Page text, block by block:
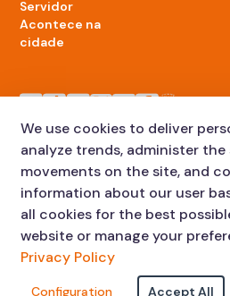
Servidor
Acontece na
cidade
LinkedIn da Prefeitura de São Paulo
TikTok da Prefeitura de São
YouTube da Prefeitura de
X da Prefeitura de São
Instagram da
Facebook da
Atendimento: Faça
We use cookies to deliver
analyze trends, administer
movements on the site, and
information about our user
all cookies for the best
website or manage your
Privacy Policy
Configuration Accept All